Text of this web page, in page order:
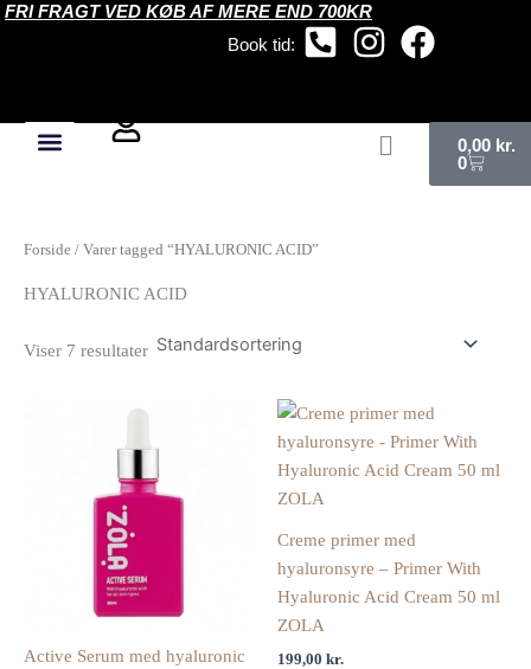
Gå
Book tid:
FRI FRAGT VED KØB AF MERE END 700KR
0,00 kr.
0
Forside / Varer tagged “HYALURONIC ACID”
HYALURONIC ACID
Viser 7 resultater
Active Serum med hyaluronic
Creme primer med
hyaluronsyre – Primer With
Hyaluronic Acid Cream 50 ml
ZOLA
199,00 kr.